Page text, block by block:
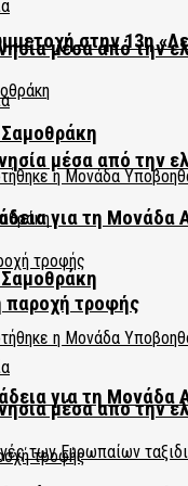
στην 13η
μέσα από την
για τη Μονάδα
μέσα από την
για τη Μονάδα
παροχή τροφής
μέσα από την